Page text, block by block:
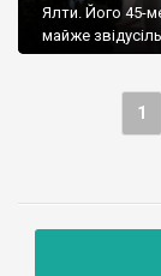
Ялти. Його 45-
майже
1